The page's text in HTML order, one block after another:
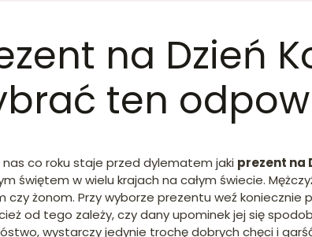
na Dzień
ten
nas co roku staje przed dylematem jaki prezent na
świętem w wielu krajach na całym świecie.
czy żonom. Przy wyborze prezentu weź
od tego zależy, czy dany upominek jej się
wystarczy jedynie trochę dobrych chęci i